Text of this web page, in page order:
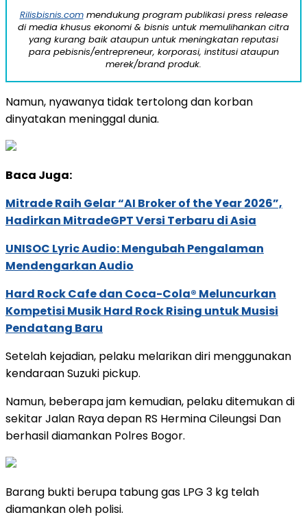
Rilisbisnis.commendukung program publikasi press release
di media khusus ekonomi & bisnis untuk memulihankan citra
yang kurang baik ataupun untuk meningkatan reputasi
para pebisnis/entrepreneur, korporasi, institusi ataupun
merek/brand produk.
Namun, nyawanya tidak tertolong dan korban
dinyatakan meninggal dunia.
Baca Juga:
Mitrade Raih Gelar “AI Broker of the Year 2026”,
Hadirkan MitradeGPT Versi Terbaru di Asia
UNISOC Lyric Audio: Mengubah Pengalaman
Mendengarkan Audio
Hard Rock Cafe dan Coca-Cola® Meluncurkan
Kompetisi Musik Hard Rock Rising untuk Musisi
Pendatang Baru
Setelah kejadian, pelaku melarikan diri menggunakan
kendaraan Suzuki pickup.
Namun, beberapa jam kemudian, pelaku ditemukan di
sekitar Jalan Raya depan RS Hermina Cileungsi Dan
berhasil diamankan Polres Bogor.
Barang bukti berupa tabung gas LPG 3 kg telah
diamankan oleh polisi.